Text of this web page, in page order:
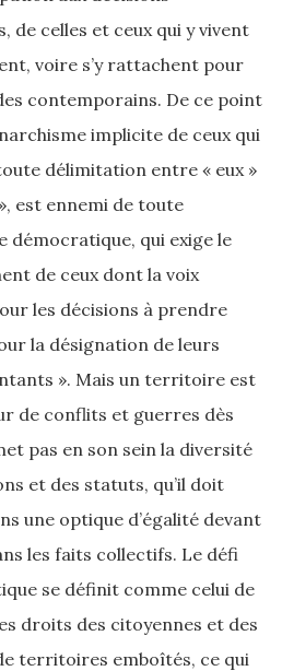
de celles et ceux qui y vivent
voire s’y rattachent pour
contemporains. De ce point
implicite de ceux qui
délimitation entre « eux »
est ennemi de toute
démocratique, qui exige le
de ceux dont la voix
les décisions à prendre
la désignation de leurs
». Mais un territoire est
de conflits et guerres dès
pas en son sein la diversité
et des statuts, qu’il doit
une optique d’égalité devant
les faits collectifs. Le défi
se définit comme celui de
droits des citoyennes et des
territoires emboîtés, ce qui